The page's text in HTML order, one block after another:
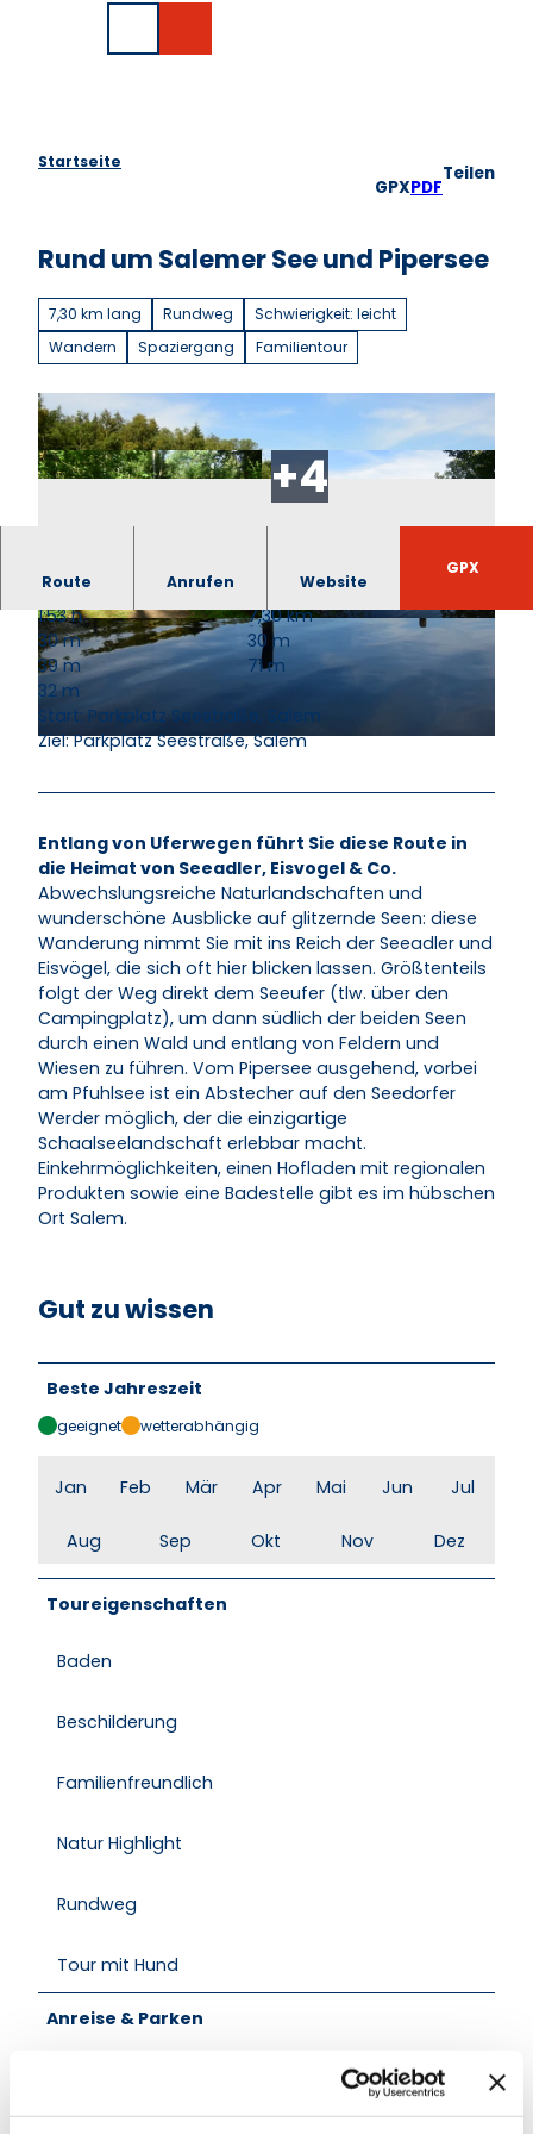
Startseite
GPXPDF
Teilen
Rund um Salemer See und Pipersee
7,30 km lang Rundweg
Schwierigkeit: leicht
Wandern
Spaziergang Familientour
© HLMS GmbH |CC-BY-NC-ND
© HLMS GmbH |CC-BY-NC-ND © HLMS GmbH | CC-BY-NC-ND
Route Anrufen Website
GPX
1:53 h
7,30 km
30 m
30 m
39 m
71 m
32 m
Start: Parkplatz Seestraße, Salem
Ziel: Parkplatz Seestraße, Salem
Entlang von Uferwegen führt Sie diese Route in
die Heimat von Seeadler, Eisvogel & Co.
Abwechslungsreiche Naturlandschaften und
wunderschöne Ausblicke auf glitzernde Seen: diese
Wanderung nimmt Sie mit ins Reich der Seeadler und
Eisvögel, die sich oft hier blicken lassen. Größtenteils
folgt der Weg direkt dem Seeufer (tlw. über den
Campingplatz), um dann südlich der beiden Seen
durch einen Wald und entlang von Feldern und
Wiesen zu führen. Vom Pipersee ausgehend, vorbei
am Pfuhlsee ist ein Abstecher auf den Seedorfer
Werder möglich, der die einzigartige
Schaalseelandschaft erlebbar macht.
Einkehrmöglichkeiten, einen Hofladen mit regionalen
Produkten sowie eine Badestelle gibt es im hübschen
Ort Salem.
Gut zu wissen
Beste Jahreszeit
geeignet wetterabhängig
Jan Feb Mär Apr Mai Jun Jul
Aug Sep Okt Nov Dez
Toureigenschaften
Baden
Beschilderung
Familienfreundlich
Natur Highlight
Rundweg
Tour mit Hund
Anreise & Parken